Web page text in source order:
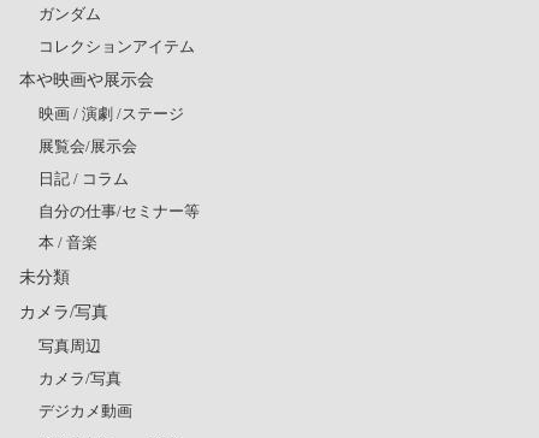
ガンダム
コレクションアイテム
本や映画や展示会
映画 / 演劇 /ステージ
展覧会/展示会
日記 / コラム
自分の仕事/セミナー等
本 / 音楽
未分類
カメラ/写真
写真周辺
カメラ/写真
デジカメ動画